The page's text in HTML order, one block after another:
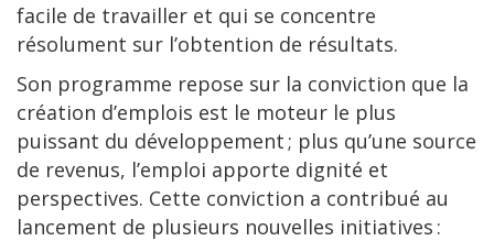
facile de travailler et qui se concentre
résolument sur l’obtention de résultats.
Son programme repose sur la conviction que la
création d’emplois est le moteur le plus
puissant du développement ; plus qu’une source
de revenus, l’emploi apporte dignité et
perspectives. Cette conviction a contribué au
lancement de plusieurs nouvelles initiatives :